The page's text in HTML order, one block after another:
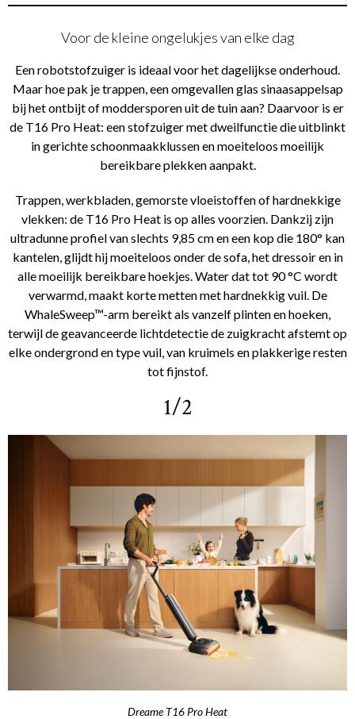
Voor de kleine ongelukjes van elke dag
Een robotstofzuiger is ideaal voor het dagelijkse onderhoud.
Maar hoe pak je trappen, een omgevallen glas sinaasappelsap
bij het ontbijt of moddersporen uit de tuin aan? Daarvoor is er
de T16 Pro Heat: een stofzuiger met dweilfunctie die uitblinkt
in gerichte schoonmaakklussen en moeiteloos moeilijk
bereikbare plekken aanpakt.
Trappen, werkbladen, gemorste vloeistoffen of hardnekkige
vlekken: de T16 Pro Heat is op alles voorzien. Dankzij zijn
ultradunne profiel van slechts 9,85 cm en een kop die 180° kan
kantelen, glijdt hij moeiteloos onder de sofa, het dressoir en in
alle moeilijk bereikbare hoekjes. Water dat tot 90 °C wordt
verwarmd, maakt korte metten met hardnekkig vuil. De
WhaleSweep™-arm bereikt als vanzelf plinten en hoeken,
terwijl de geavanceerde lichtdetectie de zuigkracht afstemt op
elke ondergrond en type vuil, van kruimels en plakkerige resten
tot fijnstof.
1/2
Dreame T16 Pro Heat